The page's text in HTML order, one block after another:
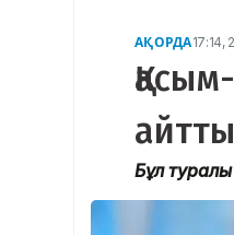
АҚОРДА17:14,
айтты
Бұл